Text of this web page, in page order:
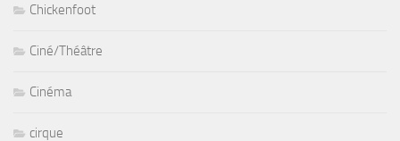
Chickenfoot
Ciné/Théâtre
Cinéma
cirque